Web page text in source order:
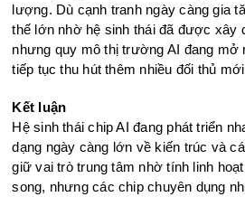
lượng. Dù cạnh tranh ngày càng gia
thế lớn nhờ hệ sinh thái đã được xây
nhưng quy mô thị trường AI đang mở
tiếp tục thu hút thêm nhiều đối thủ
Kết luận
Hệ sinh thái chip AI đang phát triển
dạng ngày càng lớn về kiến trúc và
giữ vai trò trung tâm nhờ tính linh
song, nhưng các chip chuyên dụng